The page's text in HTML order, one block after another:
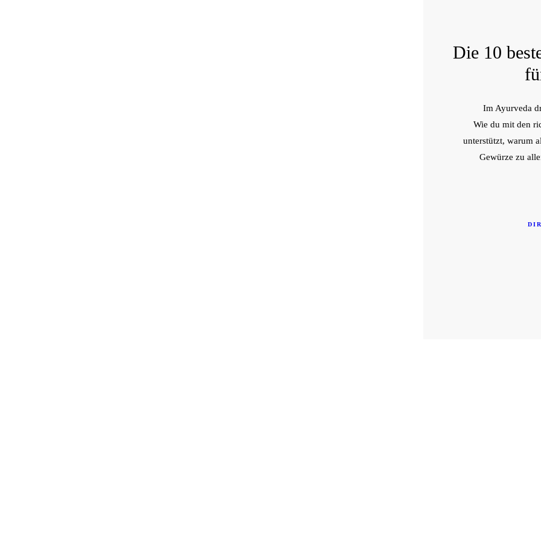
Die 10
Im Ayurveda
Wie du mit den
unterstützt, warum
Gewürze zu